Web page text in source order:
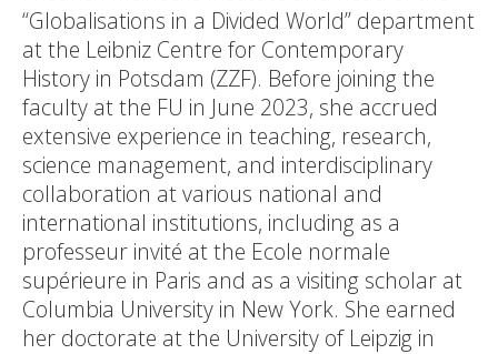
“Globalisations in a Divided World” department
at the Leibniz Centre for Contemporary
History in Potsdam (ZZF). Before joining the
faculty at the FU in June 2023, she accrued
extensive experience in teaching, research,
science management, and interdisciplinary
collaboration at various national and
international institutions, including as a
professeur invité at the Ecole normale
supérieure in Paris and as a visiting scholar at
Columbia University in New York. She earned
her doctorate at the University of Leipzig in